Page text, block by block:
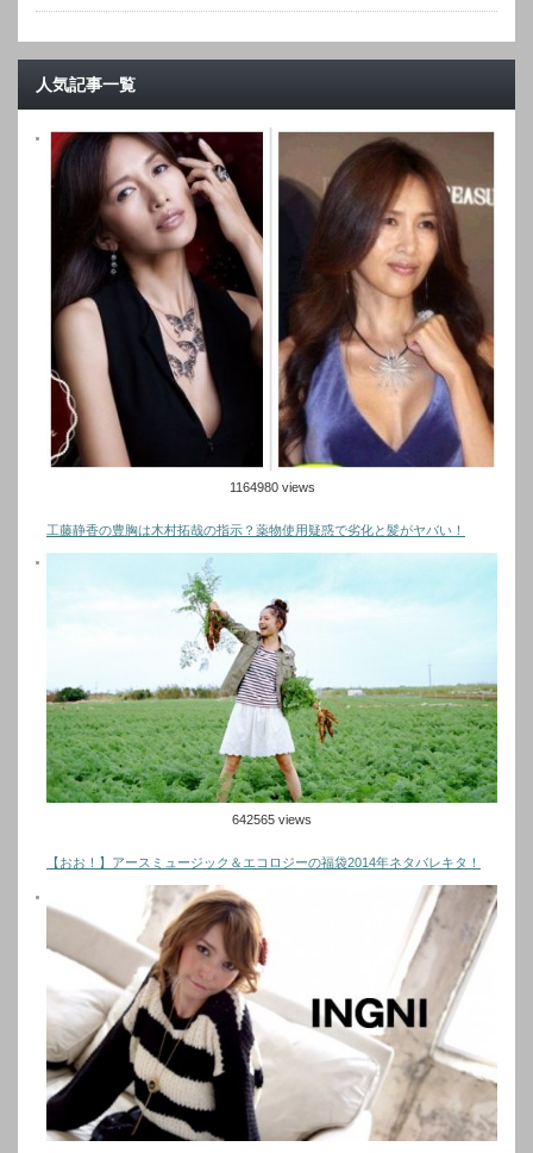
人気記事一覧
1164980 views
工藤静香の豊胸は木村拓哉の指示？薬物使用疑惑で劣化と髪がヤバい！
642565 views
【おお！】アースミュージック＆エコロジーの福袋2014年ネタバレキタ！